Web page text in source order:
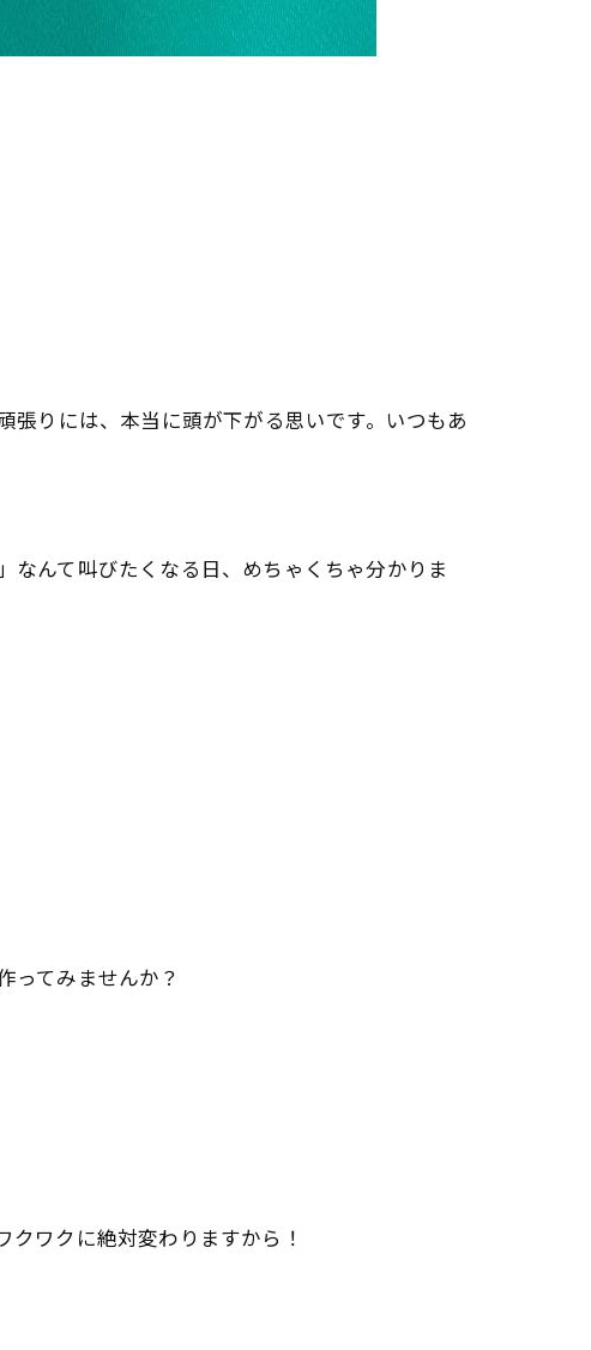
りには、本当に頭が下がる思いです。いつもあ
んて叫びたくなる日、めちゃくちゃ分かりま
ってみませんか？
ワクに絶対変わりますから！